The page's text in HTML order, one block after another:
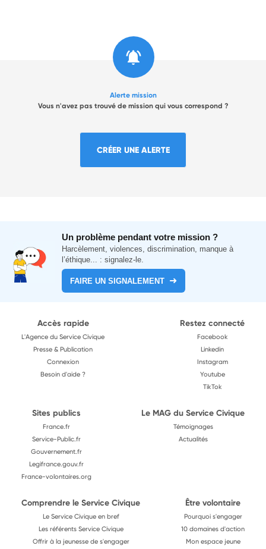
Alerte mission
Vous n'avez pas trouvé de mission qui vous correspond ?
CRÉER UNE ALERTE
Un problème pendant votre mission ?
Harcèlement, violences, discrimination, manque à
l’éthique... : signalez-le.
FAIRE UN SIGNALEMENT
Accès rapide
L'Agence du Service Civique
Presse & Publication
Connexion
Besoin d'aide ?
Restez connecté
Facebook
Linkedin
Instagram
Youtube
TikTok
Sites publics
France.fr
Service-Public.fr
Gouvernement.fr
Legifrance.gouv.fr
France-volontaires.org
Le MAG du Service Civique
Témoignages
Actualités
Comprendre le Service Civique
Le Service Civique en bref
Les référents Service Civique
Offrir à la jeunesse de s'engager
Être volontaire
Pourquoi s'engager
10 domaines d'action
Mon espace jeune